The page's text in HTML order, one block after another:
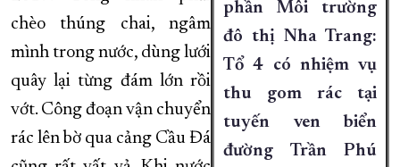
phần Môi trường
đô thị Nha Trang:
Tổ 4 có nhiệm vụ
thu gom rác tại
tuyến ven biển
đường Trần Phú
chèo thúng chai, ngâm
mình trong nước, dùng lưới
quây lại từng đám lớn rồi
vớt. Công đoạn vận chuyển
rác lên bờ qua cảng Cầu Đá